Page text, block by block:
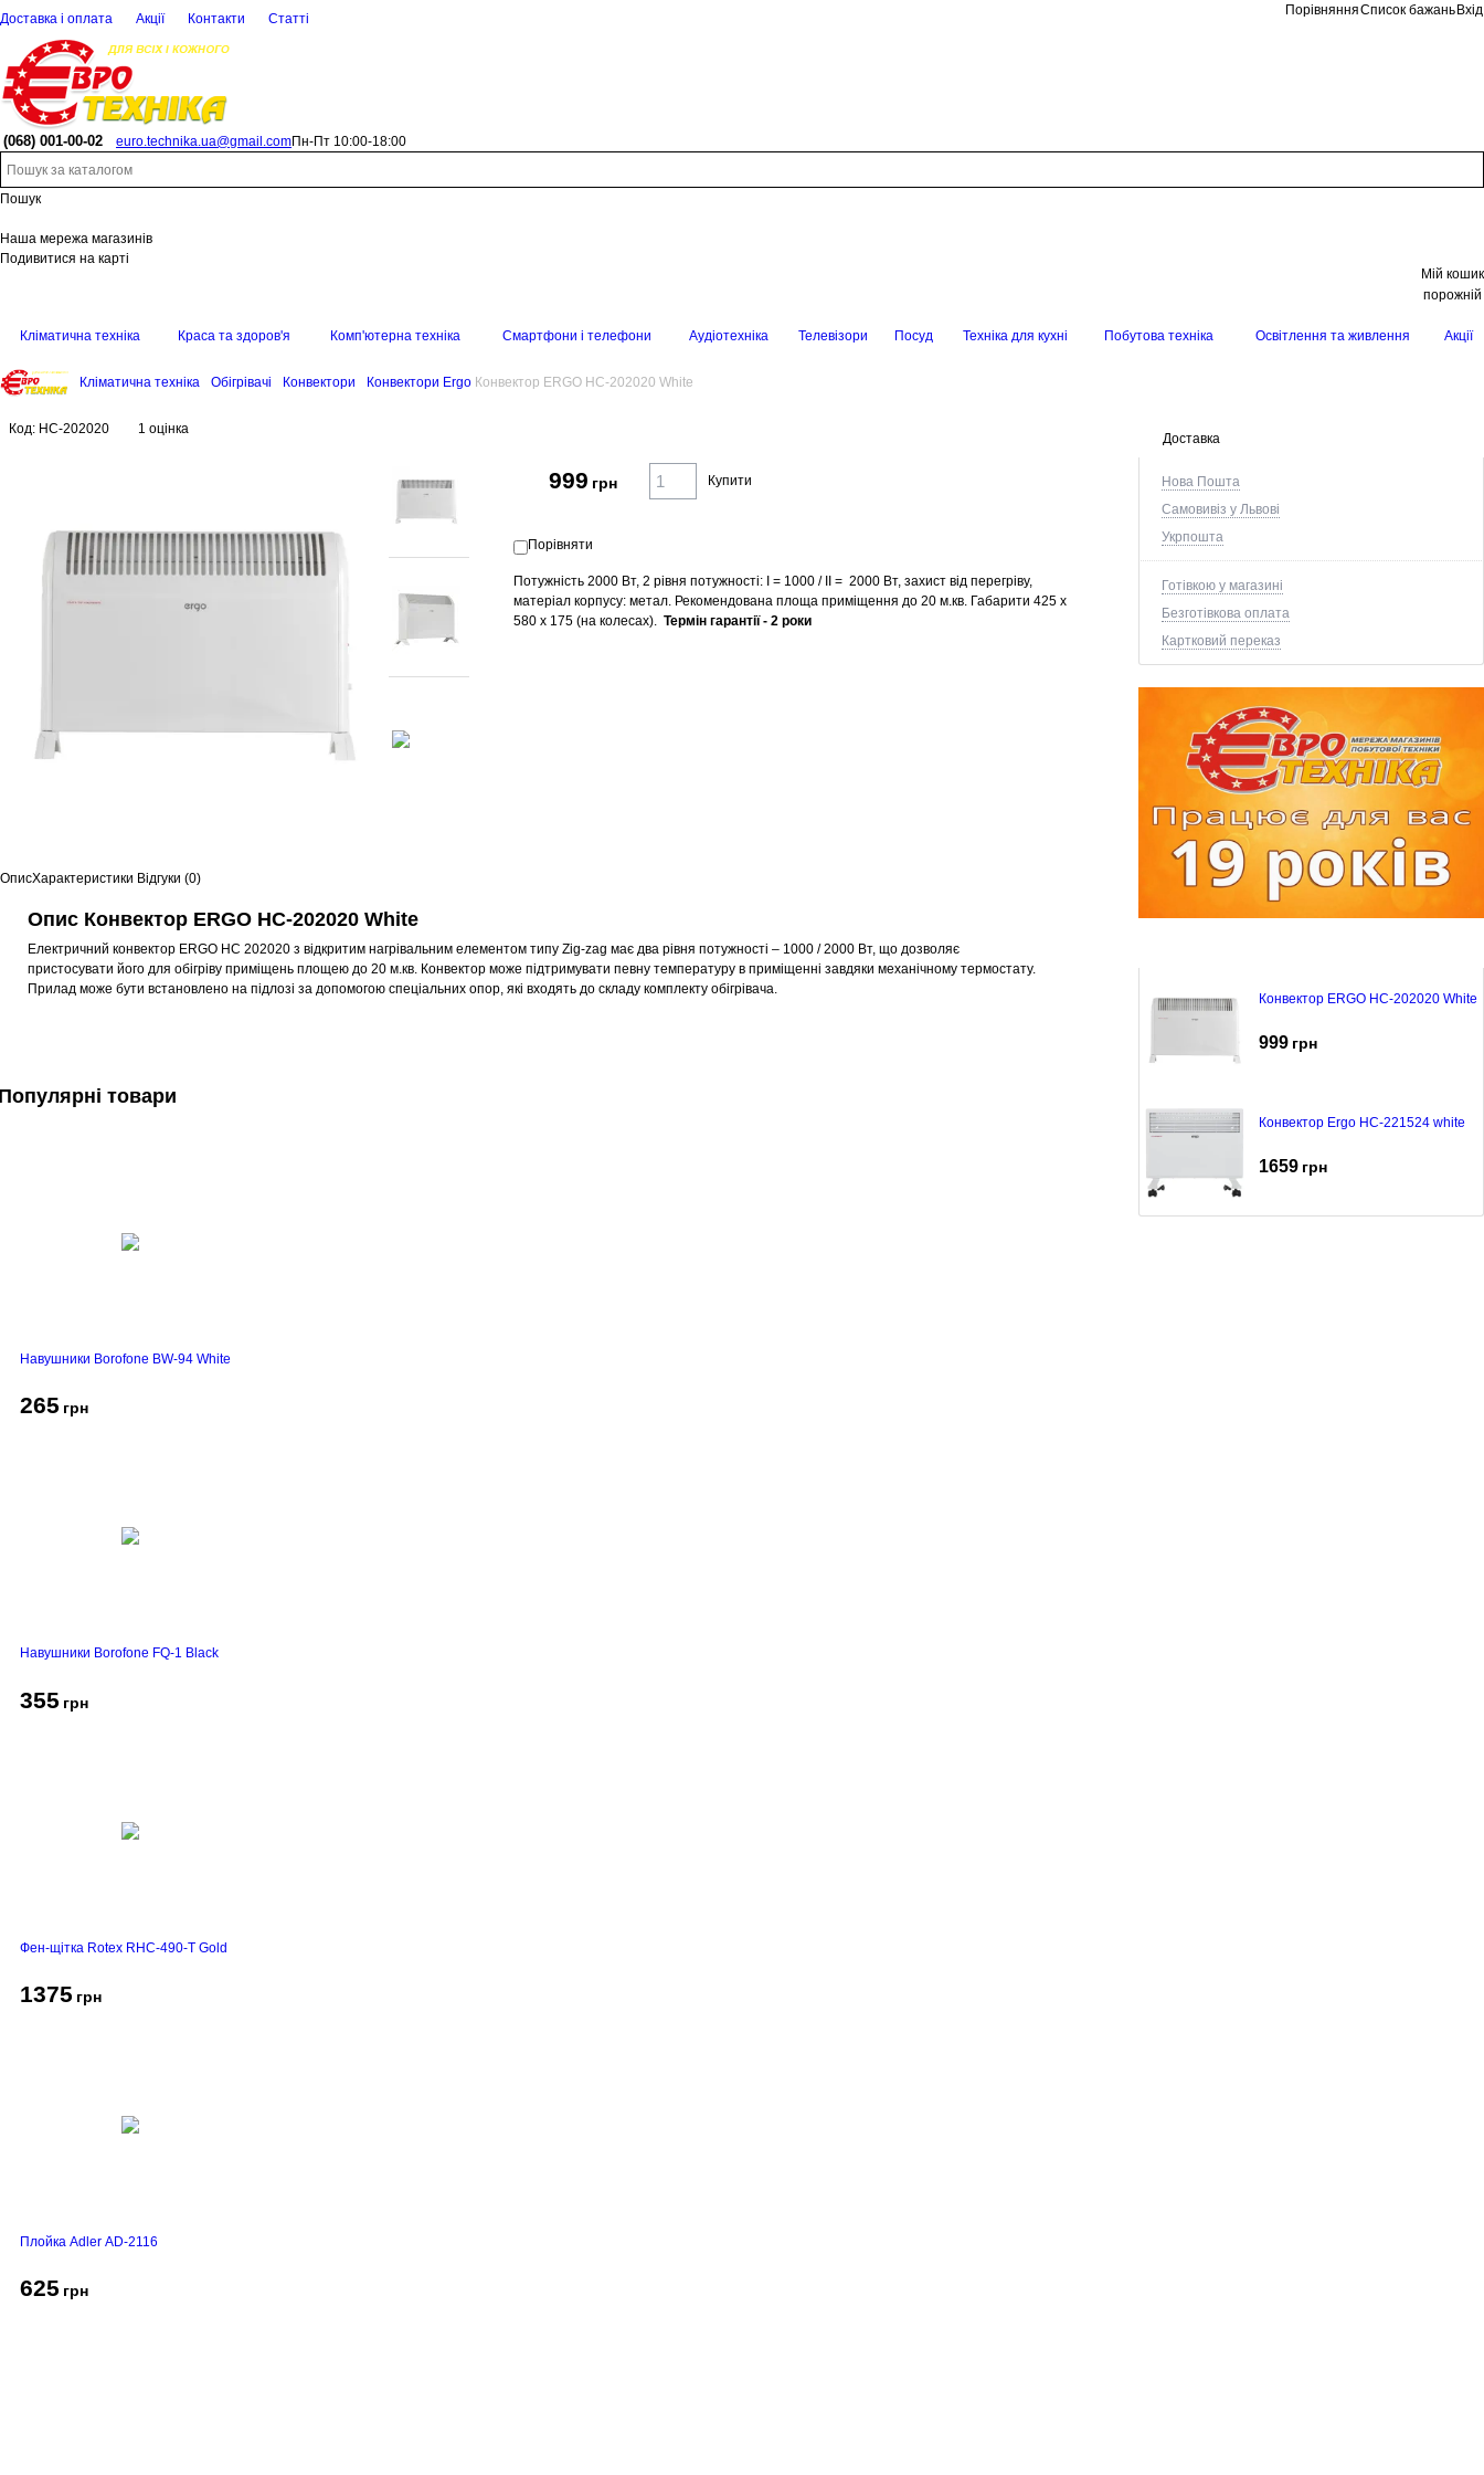
Доставка і оплата Акції Контакти Статті
ПорівнянняСписок бажань Вхід
(068) 001-00-02 euro.technika.ua@gmail.comПн-Пт 10:00-18:00
Пошук
Наша мережа магазинів
Подивитися на карті
Мій кошик
порожній
Кліматична техніка Краса та здоров'я Комп'ютерна техніка Смартфони і телефони Аудіотехніка Телевізори Посуд Техніка для кухні Побутова техніка Освітлення та живлення Акції
Кліматична техніка Обігрівачі Конвектори Конвектори Ergo Конвектор ERGO HC-202020 White
Доставка
Нова Пошта
Самовивіз у Львові
Укрпошта
Готівкою у магазині
Безготівкова оплата
Картковий переказ
Конвектор ERGO HC-202020 White
999 грн
Конвектор Ergo HC-221524 white
1659 грн
Код: HC-202020 1 оцінка
999 грн Купити
Порівняти
Потужність 2000 Вт, 2 рівня потужності: I = 1000 / II = 2000 Вт, захист від перегріву,
матеріал корпусу: метал. Рекомендована площа приміщення до 20 м.кв. Габарити 425 х
580 х 175 (на колесах). Термін гарантії - 2 роки
ОписХарактеристики Відгуки (0)
Опис Конвектор ERGO HC-202020 White
Електричний конвектор ERGO HC 202020 з відкритим нагрівальним елементом типу Zig-zag має два рівня потужності – 1000 / 2000 Вт, що дозволяє
пристосувати його для обігріву приміщень площею до 20 м.кв. Конвектор може підтримувати певну температуру в приміщенні завдяки механічному термостату.
Прилад може бути встановлено на підлозі за допомогою спеціальних опор, які входять до складу комплекту обігрівача.
товари
Навушники Borofone BW-94 White
265 грн
Навушники Borofone FQ-1 Black
355 грн
Фен-щітка Rotex RHC-490-T Gold
1375 грн
Плойка Adler AD-2116
625 грн